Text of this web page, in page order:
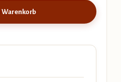
Warenkorb